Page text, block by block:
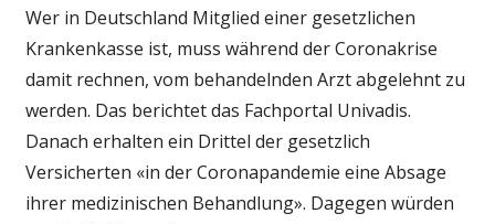
Wer in Deutschland Mitglied einer gesetzlichen
Krankenkasse ist, muss während der Coronakrise
damit rechnen, vom behandelnden Arzt abgelehnt zu
werden. Das berichtet das Fachportal Univadis.
Danach erhalten ein Drittel der gesetzlich
Versicherten «in der Coronapandemie eine Absage
ihrer medizinischen Behandlung». Dagegen würden